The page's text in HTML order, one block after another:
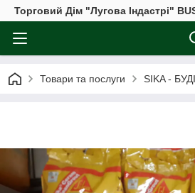
Торговий Дім "Лугова Індастрі"
Товари та послуги SIKA -